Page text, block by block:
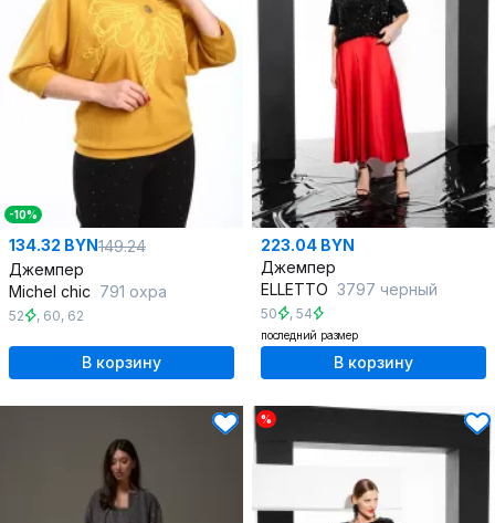
-10%
134.32 BYN149.24
Джемпер
Michel chic 791 охра
52 , 60, 62
В корзину
223.04 BYN
Джемпер
ELLETTO 3797 черный
50 , 54
последний размер
В корзину
%